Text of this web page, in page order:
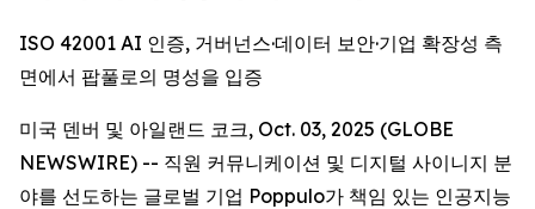
ISO 42001 AI 인증, 거버넌스·데이터 보안·기업 확장성 측
면에서 팝풀로의 명성을 입증
미국 덴버 및 아일랜드 코크, Oct. 03, 2025 (GLOBE
NEWSWIRE) -- 직원 커뮤니케이션 및 디지털 사이니지 분
야를 선도하는 글로벌 기업 Poppulo가 책임 있는 인공지능